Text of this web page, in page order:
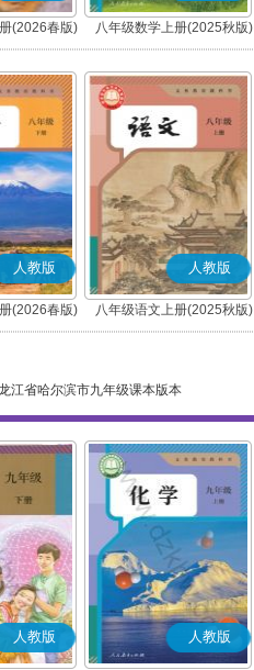
(2026春版) 八年级数学上册(2025秋版)
人教版
(2026春版)
人教版
八年级语文上册(2025秋版)
(部编版)
江省哈尔滨市九年级课本版本
人教版 人教版